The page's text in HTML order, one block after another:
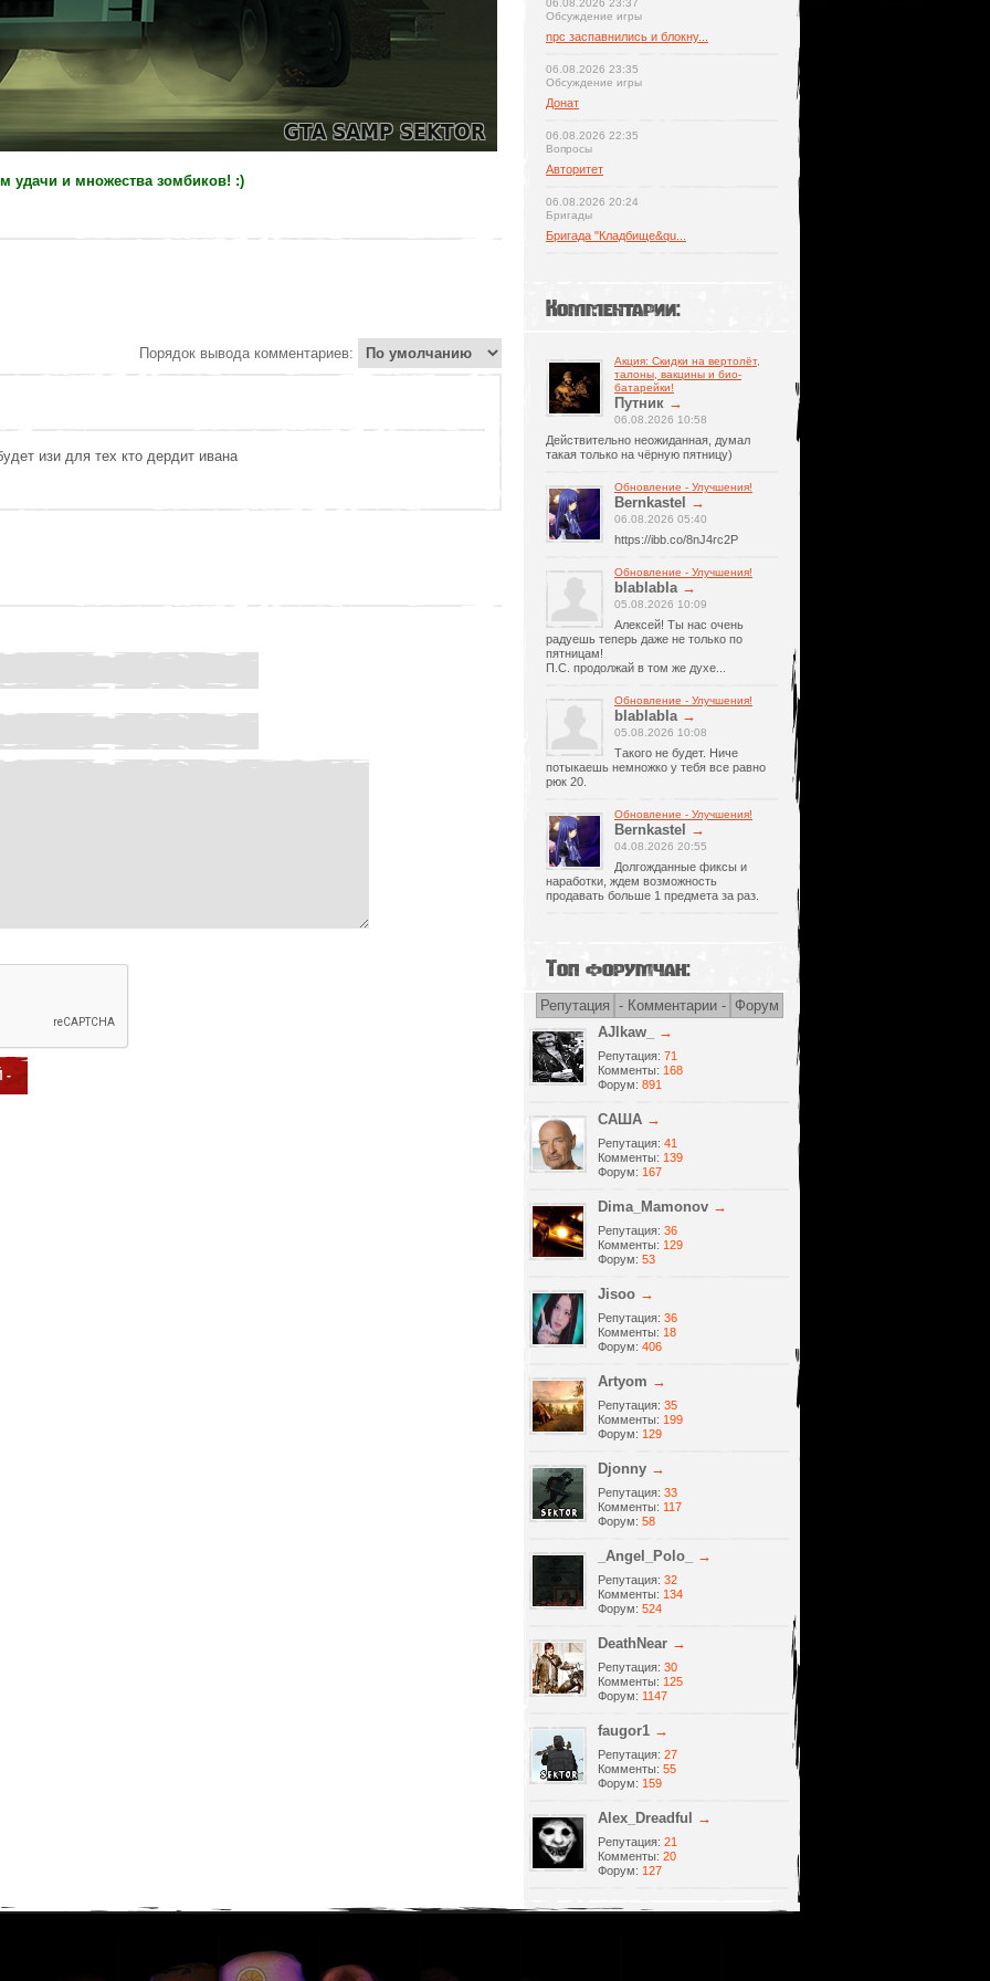
удачи и множества зомбиков! :)
Порядок вывода комментариев:
изи для тех кто дердит ивана
06.08.2026 23:37
Обсуждение игры
npc заспавнились и блокну...
06.08.2026 23:35
Обсуждение игры
Донат
06.08.2026 22:35
Вопросы
Авторитет
06.08.2026 20:24
Бригады
Бригада "Кладбище&qu...
Комментарии:
Акция: Скидки на вертолёт,
талоны, вакцины и био-
батарейки!
Путник →
06.08.2026 10:58
Действительно неожиданная, думал
такая только на чёрную пятницу)
Обновление - Улучшения!
Bernkastel →
06.08.2026 05:40
https://ibb.co/8nJ4rc2P
Обновление - Улучшения!
blablabla →
05.08.2026 10:09
Алексей! Ты нас очень
радуешь теперь даже не только по
пятницам!
П.С. продолжай в том же духе...
Обновление - Улучшения!
blablabla →
05.08.2026 10:08
Такого не будет. Ниче
потыкаешь немножко у тебя все равно
рюк 20.
Обновление - Улучшения!
Bernkastel →
04.08.2026 20:55
Долгожданные фиксы и
наработки, ждем возможность
продавать больше 1 предмета за раз.
Топ форумчан:
Репутация - Комментарии - Форум
AJlkaw_
→
Репутация: 71
Комменты: 168
Форум: 891
САША →
Репутация: 41
Комменты: 139
Форум: 167
Dima_Mamonov →
Репутация: 36
Комменты: 129
Форум: 53
Jisoo →
Репутация: 36
Комменты: 18
Форум: 406
Artyom →
Репутация: 35
Комменты: 199
Форум: 129
Djonny →
Репутация: 33
Комменты: 117
Форум: 58
_Angel_Polo_ →
Репутация: 32
Комменты: 134
Форум: 524
DeathNear →
Репутация: 30
Комменты: 125
Форум: 1147
faugor1 →
Репутация: 27
Комменты: 55
Форум: 159
Alеx_Dreadful →
Репутация: 21
Комменты: 20
Форум: 127